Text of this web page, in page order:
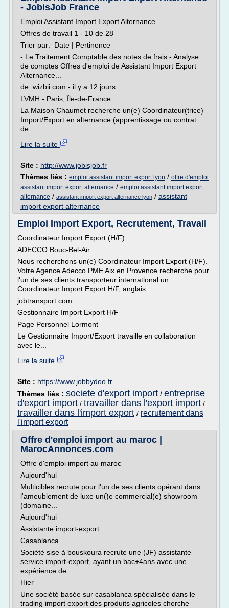
- JobisJob France
Emploi Assistant Import Export Alternance
Offres de travail 1 - 10 de 28
Trier par: Date | Pertinence
- Le Traitement Comptable des notes de frais - Analyse
de comptes Offres d'emploi de Assistant Import Export
Alternance...
de: wizbii.com - il y a 12 jours
LVMH - Paris, Île-de-France
La Maison Chaumet recherche un(e) Coordinateur(trice)
Import/Export en alternance (apprentissage ou contrat
de...
Lire la suite
Site : http://www.jobisjob.fr
Thèmes liés : emploi assistant import export lyon / offre d'emploi
assistant import export alternance / emploi assistant import export
alternance / assistant import export alternance lyon / assistant
import export alternance
Emploi Import Export, Recrutement, Travail
Coordinateur Import Export (H/F)
ADECCO Bouc-Bel-Air
Nous recherchons un(e) Coordinateur Import Export (H/F).
Votre Agence Adecco PME Aix en Provence recherche pour
l'un de ses clients transporteur international un
Coordinateur Import Export H/F, anglais...
jobtransport.com
Gestionnaire Import Export H/F
Page Personnel Lormont
Le Gestionnaire Import/Export travaille en collaboration
avec le...
Lire la suite
Site : https://www.jobbydoo.fr
Thèmes liés : societe d'export import / entreprise
d'export import / travailler dans l'export import /
travailler dans l'import export / recrutement dans
l'import export
Offre d'emploi import au maroc |
MarocAnnonces.com
Offre d'emploi import au maroc
Aujourd'hui
Multicibles recrute pour l'un de ses clients opérant dans
l'ameublement de luxe un()e commercial(e) showroom
(domaine...
Aujourd'hui
Assistante import-export
Casablanca
Société sise à bouskoura recrute une (JF) assistante
service import-export, ayant un bac+4ans avec une
expérience de...
Hier
Une société basée sur casablanca spécialisée dans le
trading import export des produits agricoles cherche